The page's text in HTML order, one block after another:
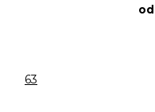
od
63